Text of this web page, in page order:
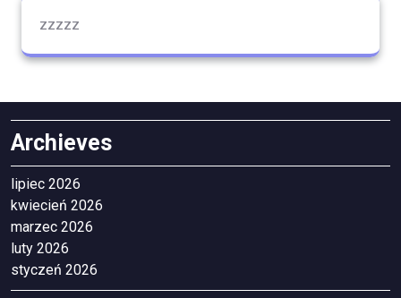
zzzzz
Archieves
lipiec 2026
kwiecień 2026
marzec 2026
luty 2026
styczeń 2026